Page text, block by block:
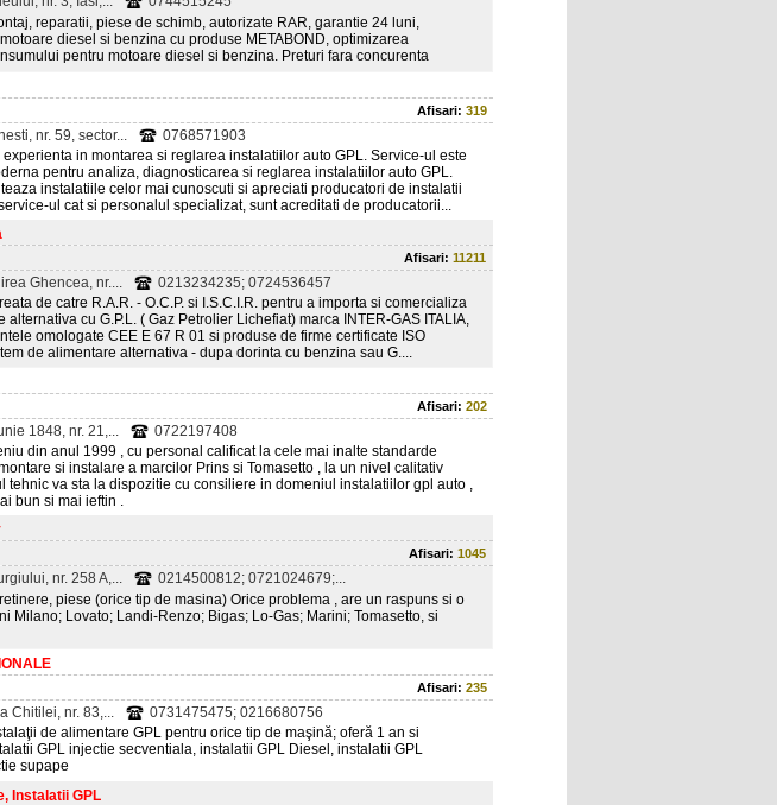
reparatii, piese de schimb, autorizate RAR, garantie 24 luni,
diesel si benzina cu produse METABOND, optimizarea
pentru motoare diesel si benzina. Preturi fara concurenta
Afisari: 319
nr. 59, sector...
0768571903
in montarea si reglarea instalatiilor auto GPL. Service-ul este
pentru analiza, diagnosticarea si reglarea instalatiilor auto GPL.
instalatiile celor mai cunoscuti si apreciati producatori de instalatii
ul cat si personalul specializat, sunt acreditati de producatorii...
Afisari: 11211
Ghencea, nr....
0213234235; 0724536457
de catre R.A.R. - O.C.P. si I.S.C.I.R. pentru a importa si comercializa
cu G.P.L. ( Gaz Petrolier Lichefiat) marca INTER-GAS ITALIA,
omologate CEE E 67 R 01 si produse de firme certificate ISO
de alimentare alternativa - dupa dorinta cu benzina sau G....
Afisari: 202
1848, nr. 21,...
0722197408
din anul 1999 , cu personal calificat la cele mai inalte standarde
si instalare a marcilor Prins si Tomasetto , la un nivel calitativ
tehnic va sta la dispozitie cu consiliere in domeniul instalatiilor gpl auto ,
bun si mai ieftin .
Afisari: 1045
nr. 258 A,...
0214500812; 0721024679;...
piese (orice tip de masina) Orice problema , are un raspuns si o
Milano; Lovato; Landi-Renzo; Bigas; Lo-Gas; Marini; Tomasetto, si
Afisari: 235
Chitilei, nr. 83,...
0731475475; 0216680756
de alimentare GPL pentru orice tip de maşină; oferă 1 an si
GPL injectie secventiala, instalatii GPL Diesel, instalatii GPL
supape
Instalatii GPL